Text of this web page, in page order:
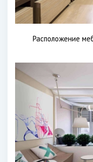
Расположение